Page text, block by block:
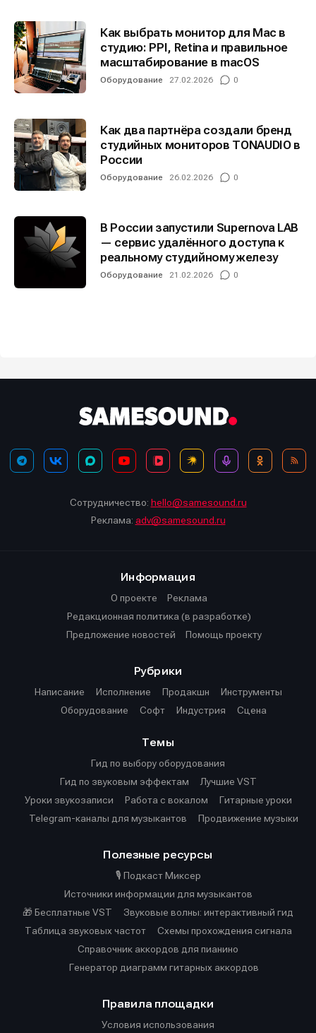
Как выбрать монитор для Mac в
студию: PPI, Retina и правильное
масштабирование в macOS
Оборудование 27.02.2026 0
Как два партнёра создали бренд
студийных мониторов TONAUDIO в
России
Оборудование 26.02.2026 0
В России запустили Supernova LAB
— сервис удалённого доступа к
реальному студийному железу
Оборудование 21.02.2026 0
Сотрудничество: hello@samesound.ru
Реклама: adv@samesound.ru
Информация
О проекте
Реклама
Редакционная политика (в разработке)
Предложение новостей
Помощь проекту
Рубрики
Написание
Исполнение Продакшн
Инструменты
Оборудование
Софт Индустрия Сцена
Темы
Гид по выбору оборудования
Гид по звуковым эффектам
Лучшие VST
Уроки звукозаписи
Работа с вокалом
Гитарные уроки
Telegram-каналы для музыкантов
Продвижение музыки
Полезные ресурсы
🎙️ Подкаст Миксер
Источники информации для музыкантов
🎁 Бесплатные VST
Звуковые волны: интерактивный гид
Таблица звуковых частот
Cхемы прохождения сигнала
Справочник аккордов для пианино
Генератор диаграмм гитарных аккордов
Правила площадки
Условия использования